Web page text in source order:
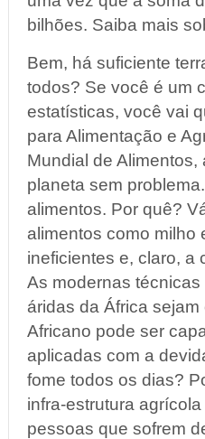
bilhões. Saiba mais
Bem, há suficiente
todos? Se você é um
estatísticas, você vai
para Alimentação e
Mundial de
planeta sem
alimentos. Por quê?
alimentos como milho
ineficientes e, claro, a
As modernas
áridas da África
Africano pode ser
aplicadas com a
fome todos os dias?
infra-estrutura
pessoas que sofrem